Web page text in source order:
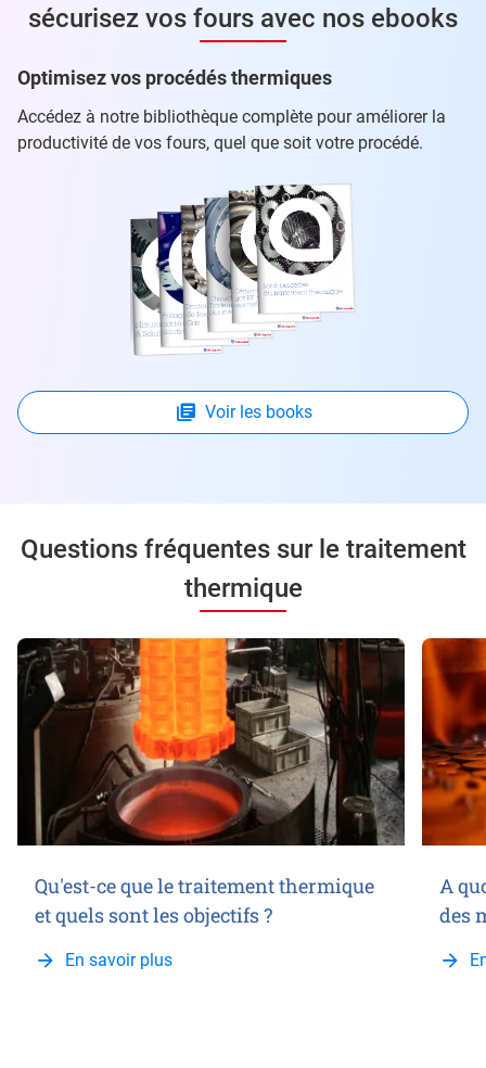
sécurisez vos fours avec nos ebooks
Optimisez vos procédés thermiques
Accédez à notre bibliothèque complète pour améliorer la
productivité de vos fours, quel que soit votre procédé.
Voir les books
Questions fréquentes sur le traitement
thermique
Qu'est-ce que le traitement thermique
et quels sont les objectifs ?
En savoir plus
A
des